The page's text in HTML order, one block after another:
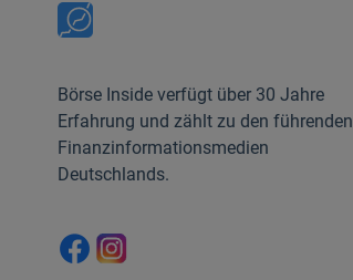
Börse Inside verfügt über 30 Jahre
Erfahrung und zählt zu den führenden
Finanzinformationsmedien
Deutschlands.